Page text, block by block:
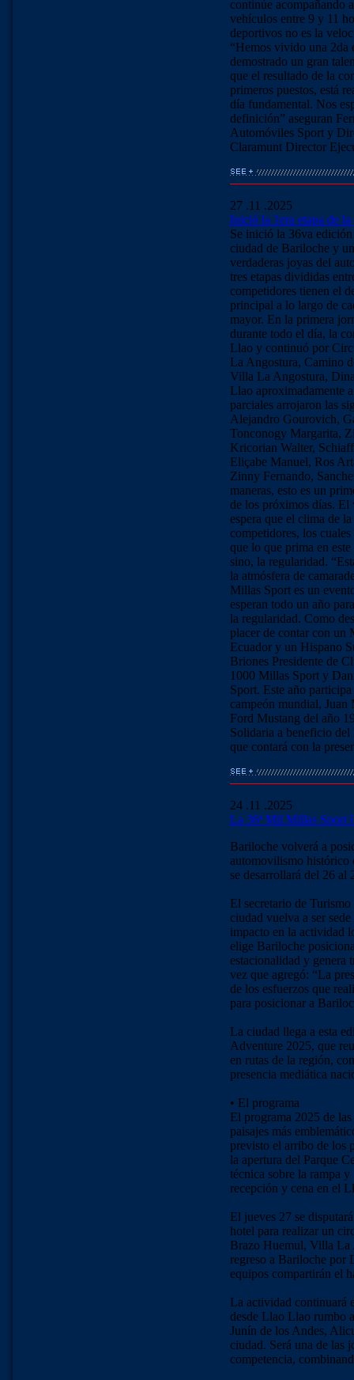
continúe acompañando
vehículos entre 9 y 11
deportivos no es la
“Hemos vivido una 2da
demostrado un gran
que el resultado de la
primeros puestos, está
día fundamental. Nos
definición” aseguran
Automóviles Sport y
Claramunt Director
27 .11 .2025
Inició la 1era etapa de
Se inició la 36va
ciudad de Bariloche y
verdaderas joyas del
tres etapas divididas
competidores tienen el
principal a lo largo de
mayor. En la primera
durante todo el día, la
Llao y continuó por
La Angostura, Camino
Villa La Angostura,
Llao aproximadamente
parciales arrojaron las
Alejandro Gourovich,
Tonconogy Margarita,
Kricorian Walter,
Eliçabe Manuel, Ros
Zinny Fernando,
maneras, esto es un
de los próximos días. El
espera que el clima de
competidores, los
que lo que prima en
sino, la regularidad.
la atmósfera de
Millas Sport es un
esperan todo un año
la regularidad. Como
placer de contar con un
Ecuador y un Hispano
Briones Presidente de
1000 Millas Sport y
Sport. Este año
campeón mundial, Juan
Ford Mustang del año
Solidaria a beneficio
que contará con la
24 .11 .2025
La 36ª Mil Millas Sport
Bariloche volverá a
automovilismo histórico
se desarrollará del 26
El secretario de
ciudad vuelva a ser
impacto en la actividad
elige Bariloche
estacionalidad y genera
vez que agregó: “La
de los esfuerzos que
para posicionar a
La ciudad llega a esta
Adventure 2025, que
en rutas de la región,
presencia mediática
• El programa
El programa 2025 de
paisajes más
previsto el arribo de los
la apertura del Parque
técnica sobre la rampa
recepción y cena en el
El jueves 27 se
hotel para realizar un
Brazo Huemul, Villa La
regreso a Bariloche por
equipos compartirán el
La actividad continuará
desde Llao Llao rumbo
Junín de los Andes,
ciudad. Será una de las
competencia,